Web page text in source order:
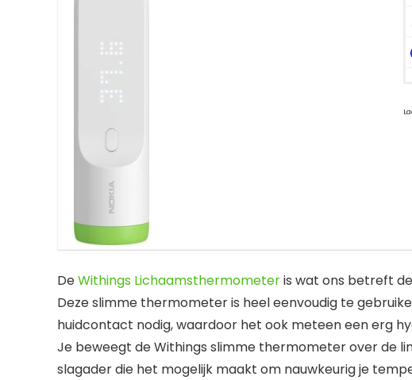
DeWithings Lichaamsthermometeris wat ons betreft
Deze slimme thermometer is heel eenvoudig te
huidcontact nodig, waardoor het ook meteen een erg
Je beweegt de Withings slimme thermometer over de
slagader die het mogelijk maakt om nauwkeurig je